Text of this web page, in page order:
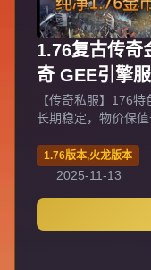
1.76复古传奇
奇 GEE引擎
【传奇私服】176
长期稳定，物价保
2888w金币，后续
屠龙。特色①装备
七彩昵称，全靠打
可一夜暴富。法师
1.76版本,火龙版本
2025-11-13